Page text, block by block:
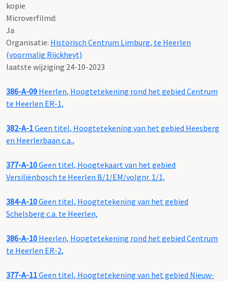
kopie
Microverfilmd:
Ja
Organisatie: Historisch Centrum Limburg, te Heerlen
(voormalig Rijckheyt)
laatste wijziging 24-10-2023
386-A-09 Heerlen, Hoogtetekening rond het gebied Centrum
te Heerlen ER-1,
382-A-1Geen titel, Hoogtetekening van het gebied Heesberg
en Heerlerbaan c.a.,
377-A-10Geen titel, Hoogtekaart van het gebied
Versiliënbosch te Heerlen B/1/EM/volgnr. 1/1,
384-A-10Geen titel, Hoogtetekening van het gebied
Schelsberg c.a. te Heerlen,
386-A-10 Heerlen, Hoogtetekening rond het gebied Centrum
te Heerlen ER-2,
377-A-11Geen titel, Hoogtetekening van het gebied Nieuw-